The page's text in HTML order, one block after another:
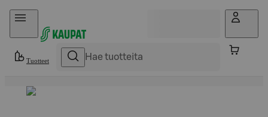
Hyppää sisältöön
Tuotteet